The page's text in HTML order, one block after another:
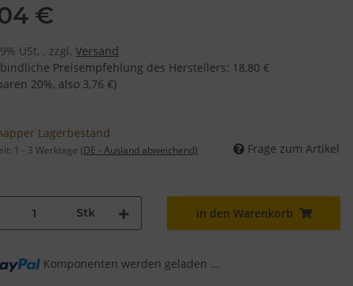
€
USt. , zzgl. Versand
Preisempfehlung des Herstellers: 18,80 €
20%, also 3,76 €)
Lagerbestand
1 - 3 Werktage (DE - Ausland abweichend) Frage zum Artikel
Stk In den Warenkorb
Komponenten werden geladen ...